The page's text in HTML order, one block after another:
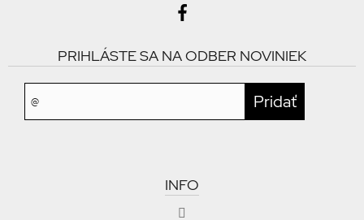
PRIHLÁSTE SA NA ODBER NOVINIEK
INFO